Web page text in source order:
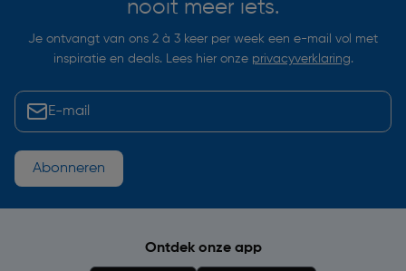
nooit meer iets.
Je ontvangt van ons 2 à 3 keer per week een e-mail vol met
inspiratie en deals. Lees hier onze privacyverklaring.
Abonneren
Ontdek onze app